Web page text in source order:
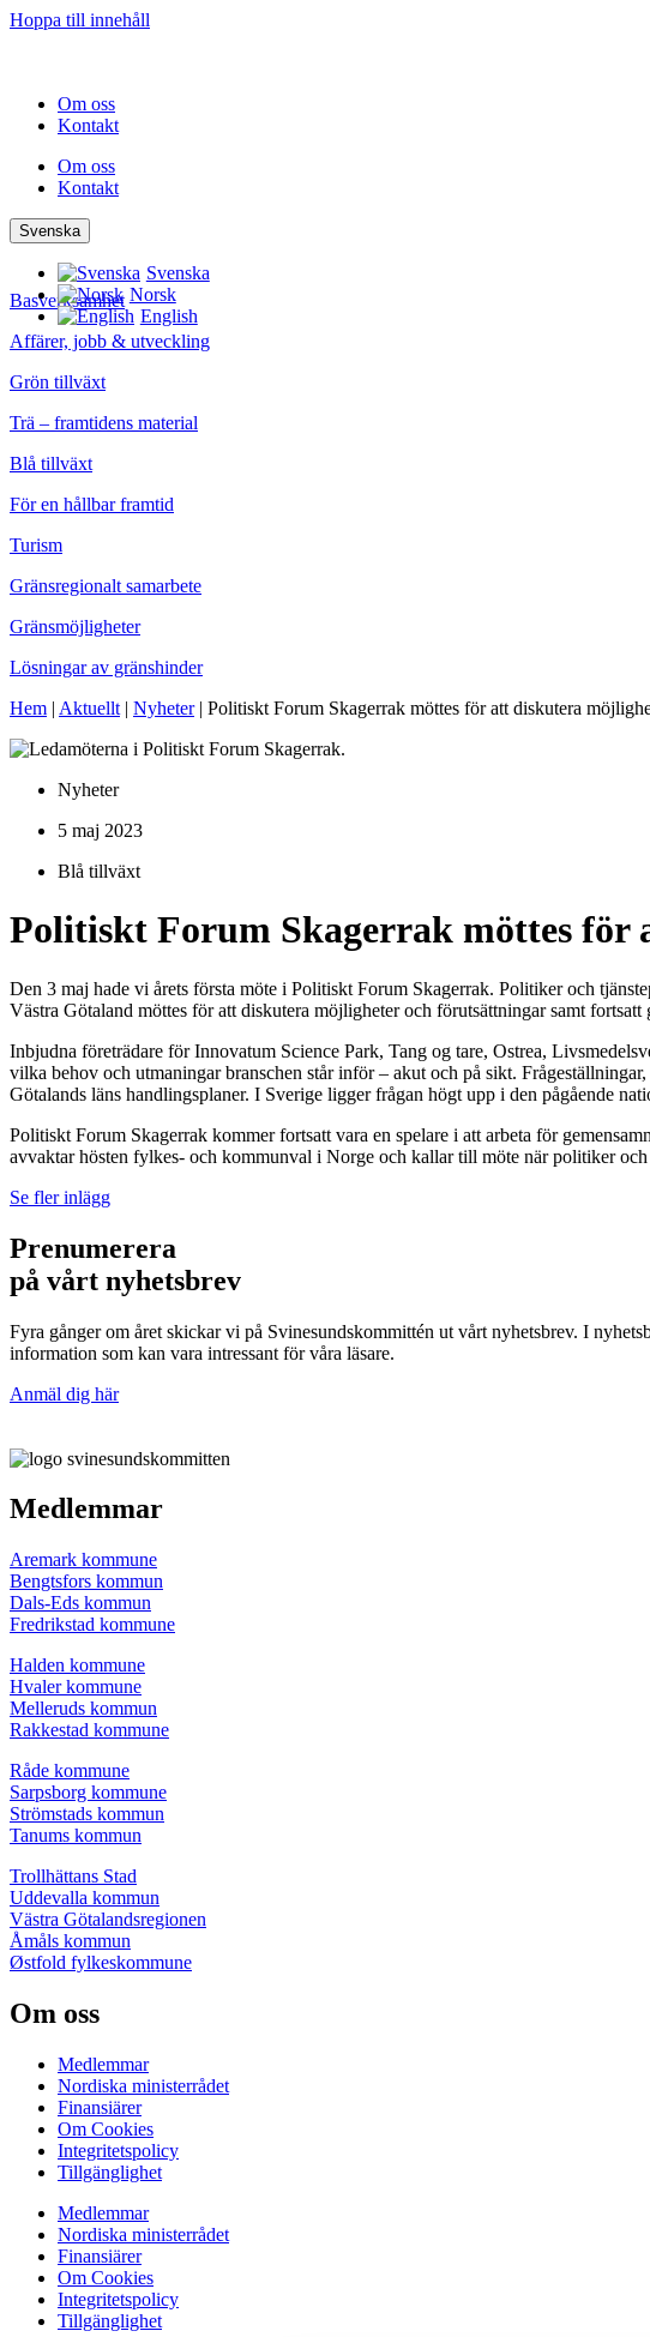
Hoppa till innehåll
Om oss
Kontakt
Om oss
Kontakt
Svenska
Svenska
Norsk
English
Basverksamhet
Affärer, jobb & utveckling
Grön tillväxt
Trä – framtidens material
Blå tillväxt
För en hållbar framtid
Turism
Gränsregionalt samarbete
Gränsmöjligheter
Lösningar av gränshinder
Hem | Aktuellt | Nyheter| Politiskt Forum Skagerrak möttes för att diskutera
Nyheter
5 maj 2023
Blå tillväxt
Politiskt Forum Skagerrak möttes
Den 3 maj hade vi årets första möte i Politiskt Forum Skagerrak. Politiker och
Västra Götaland möttes för att diskutera möjligheter och förutsättningar samt
Inbjudna företrädare för Innovatum Science Park, Tang og tare, Ostrea,
vilka behov och utmaningar branschen står inför – akut och på sikt.
Götalands läns handlingsplaner. I Sverige ligger frågan högt upp i den pågående
Politiskt Forum Skagerrak kommer fortsatt vara en spelare i att arbeta för
avvaktar hösten fylkes- och kommunval i Norge och kallar till möte när politiker och
Se fler inlägg
Prenumerera
på vårt nyhetsbrev
Fyra gånger om året skickar vi på Svinesundskommittén ut vårt nyhetsbrev. I
information som kan vara intressant för våra läsare.
Anmäl dig här
Medlemmar
Aremark kommune
Bengtsfors kommun
Dals-Eds kommun
Fredrikstad kommune
Halden kommune
Hvaler kommune
Melleruds kommun
Rakkestad kommune
Råde kommune
Sarpsborg kommune
Strömstads kommun
Tanums kommun
Trollhättans Stad
Uddevalla kommun
Västra Götalandsregionen
Åmåls kommun
Østfold fylkeskommune
Om oss
Medlemmar
Nordiska ministerrådet
Finansiärer
Om Cookies
Integritetspolicy
Tillgänglighet
Medlemmar
Nordiska ministerrådet
Finansiärer
Om Cookies
Integritetspolicy
Tillgänglighet